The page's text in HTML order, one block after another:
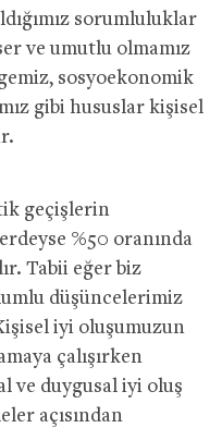
sorumluluklar
ve umutlu olmamız
sosyoekonomik
gibi hususlar kişisel
geçişlerin
%50 oranında
Tabii eğer biz
düşüncelerimiz
iyi oluşumuzun
çalışırken
ve duygusal iyi oluş
açısından